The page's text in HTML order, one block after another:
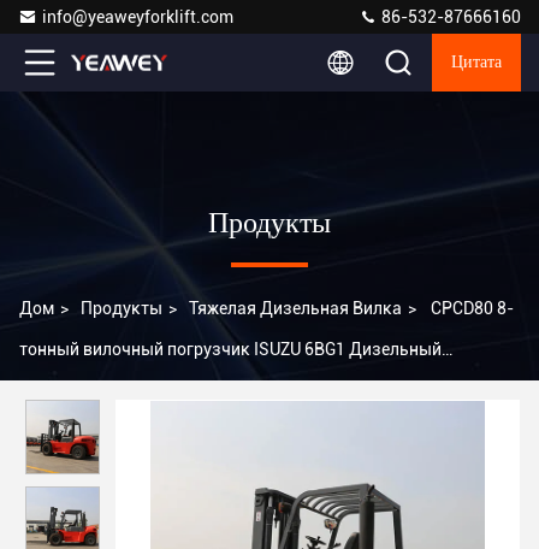
info@yeaweyforklift.com 86-532-87666160
Цитата
Продукты
Дом > Продукты > Тяжелая Дизельная Вилка > CPCD80 8-
тонный вилочный погрузчик ISUZU 6BG1 Дизельный